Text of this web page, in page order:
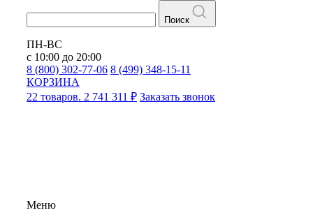
Поиск
ПН-ВС
с 10:00 до 20:00
8 (800) 302-77-06 8 (499) 348-15-11
КОРЗИНА
22 товаров. 2 741 311 ₽ Заказать звонок
Меню